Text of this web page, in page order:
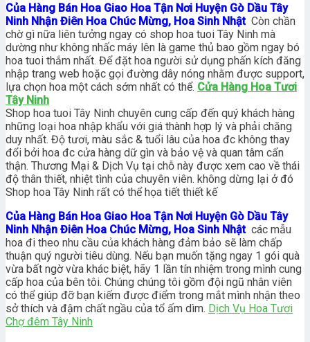
Của Hàng Bán Hoa Giao Hoa Tận Nơi Huyện Gò Dầu Tây
Ninh Nhận Điên Hoa Chúc Mừng, Hoa Sinh Nhật Còn chần
chờ gì nữa liên tưởng ngay có shop hoa tuoi Tây Ninh mà
dường như không nhấc máy lên là game thủ bao gồm ngay bó
hoa tuoi thắm nhất. Để đặt hoa người sử dụng phấn kích đăng
nhập trang web hoặc gọi đường dây nóng nhằm được support,
lựa chọn hoa một cách sớm nhất có thể. Cửa Hàng Hoa Tươi
Tây Ninh
Shop hoa tuoi Tây Ninh chuyên cung cấp đến quý khách hàng
những loại hoa nhập khẩu với giá thành hợp lý và phải chăng
duy nhất. Độ tươi, màu sắc & tuổi lâu của hoa đc không thay
đổi bởi hoa đc cửa hàng dữ gìn và bảo vệ và quan tâm cẩn
thận. Thương Mại & Dịch Vụ tại chỗ này được xem cao về thái
độ thân thiết, nhiệt tình của chuyên viên. không dừng lại ở đó
Shop hoa Tây Ninh rất có thể họa tiết thiết kế
Của Hàng Bán Hoa Giao Hoa Tận Nơi Huyện Gò Dầu Tây
Ninh Nhận Điên Hoa Chúc Mừng, Hoa Sinh Nhật các mẫu
hoa đi theo nhu cầu của khách hàng đảm bảo sẽ làm chấp
thuận quý người tiêu dùng. Nếu bạn muốn tặng ngay 1 gói quà
vừa bất ngờ vừa khác biệt, hãy 1 lần tín nhiệm trong mình cung
cấp hoa của bên tôi. Chúng chúng tôi gồm đội ngũ nhân viên
có thể giúp đỡ bạn kiếm được điểm trong mắt mình nhận theo
sở thích và đậm chất ngầu của tổ ấm dìm. Dịch Vụ Hoa Tươi
Chợ đêm Tây Ninh